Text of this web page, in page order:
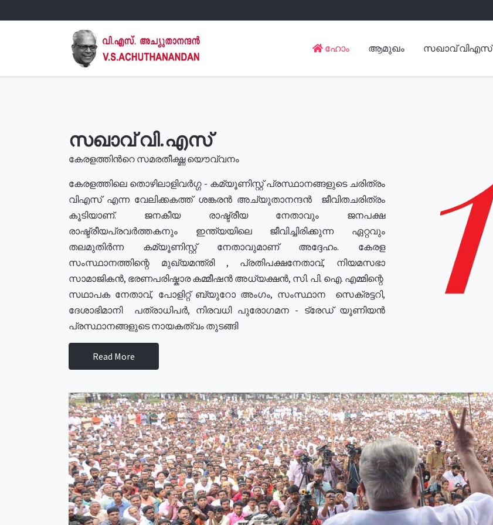
ഹോം ആമുഖം സഖാവ് വിഎസ്
സഖാവ് വി.എസ്
കേരളത്തിൻറെ സമരതീക്ഷ്ണ യൌവ്വനം
കേരളത്തിലെ തൊഴിലാളിവർഗ്ഗ - കമ്യൂണിസ്റ്റ് പ്രസ്ഥാനങ്ങളുടെ ചരിത്രം
വിഎസ് എന്ന വേലിക്കകത്ത് ശങ്കരൻ അച്യുതാനന്ദൻ ജീവിതചരിത്രം
കൂടിയാണ്. ജനകീയ രാഷ്ട്രീയ നേതാവും ജനപക്ഷ
രാഷ്ട്രീയപ്രവർത്തകനും ഇന്ത്യയിലെ ജീവിച്ചിരിക്കുന്ന ഏറ്റവും
തലമുതിർന്ന കമ്യൂണിസ്റ്റ് നേതാവുമാണ് അദ്ദേഹം. കേരള
സംസ്ഥാനത്തിന്റെ മുഖ്യമന്ത്രി , പ്രതിപക്ഷനേതാവ്, നിയമസഭാ
സാമാജികൻ, ഭരണപരിഷ്കാര കമ്മീഷൻ അധ്യക്ഷൻ, സി. പി. ഐ. എമ്മിന്റെ
സഥാപക നേതാവ്, പോളിറ്റ് ബ്യുറോ അംഗം, സംസ്ഥാന സെക്രട്ടറി,
ദേശാഭിമാനി പത്രാധിപർ, നിരവധി പുരോഗമന - ട്രേഡ് യൂണിയൻ
പ്രസ്ഥാനങ്ങളുടെ നായകത്വം തുടങ്ങി
Read More